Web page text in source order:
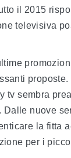
il 2015
televisiva
tv sembra
nuove
la fitta
per i